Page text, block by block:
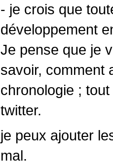
- je crois que
développement
Je pense que je
savoir, comment
chronologie ;
twitter.
je peux ajouter
mal.